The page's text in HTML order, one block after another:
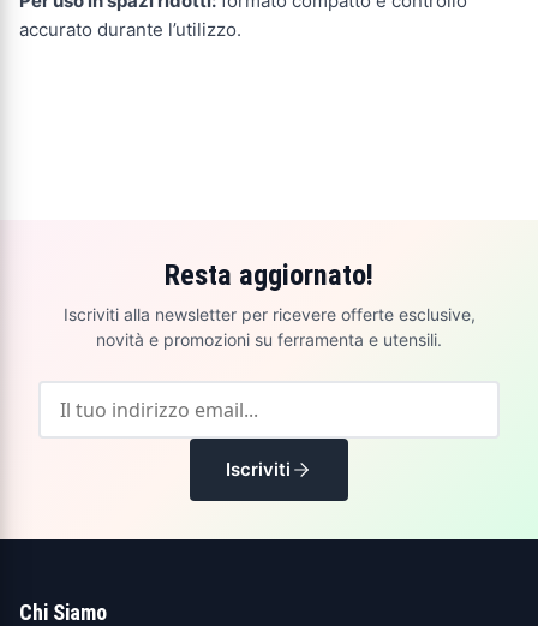
accurato durante l’utilizzo.
Resta aggiornato!
Iscriviti alla newsletter per ricevere offerte esclusive,
novità e promozioni su ferramenta e utensili.
Iscriviti
Chi Siamo